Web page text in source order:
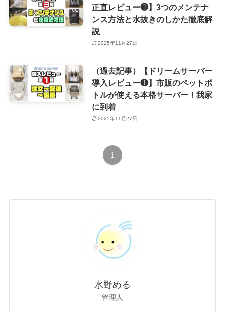
正直レビュー❸】3つのメンテナ
ンス方法と水抜きのしかた徹底解
説
2025年11月27日
（過去記事）【ドリームサーバー
導入レビュー❶】市販のペットボ
トルが使える本格サーバー！我家
に到着
2025年11月27日
1
水野める
管理人